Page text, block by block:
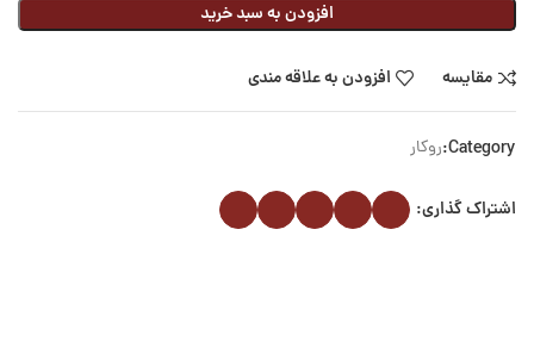
افزودن به سبد خرید
مقایسه افزودن به علاقه مندی
Category: روکار
اشتراک گذاری: